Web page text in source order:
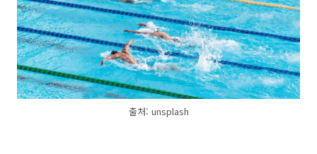
출처: unsplash